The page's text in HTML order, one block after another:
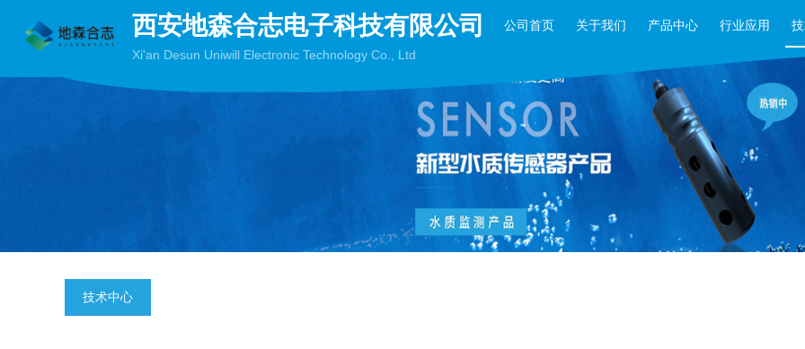
西安地森合志电子科技有限公司
Xi'an Desun Uniwill Electronic Technology Co., Ltd
公司首页 关于我们 产品中心 行业应用
技术中心